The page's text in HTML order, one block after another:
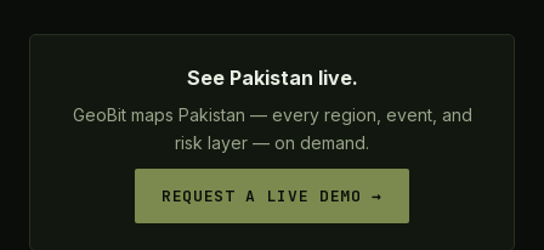
See Pakistan live.
GeoBit maps Pakistan — every region, event, and
risk layer — on demand.
REQUEST A LIVE DEMO →